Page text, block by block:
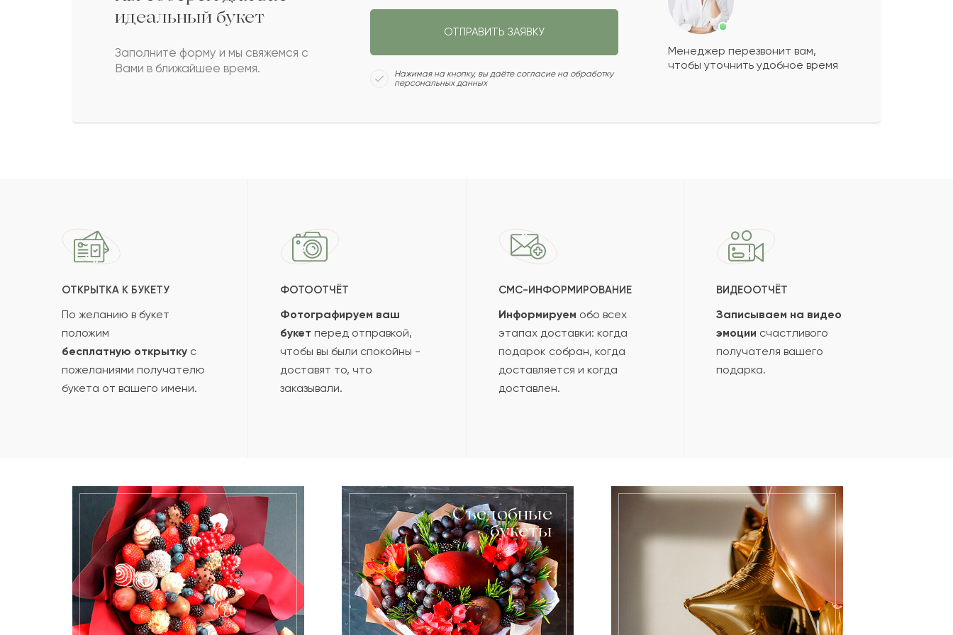
Сколько будет:
идеальный букет
Заполните форму и мы свяжемся с
Вами в ближайшее время.
ОТПРАВИТЬ ЗАЯВКУ
Нажимая на кнопку, вы даёте согласие на обработку
персональных данных
Менеджер перезвонит вам,
чтобы уточнить удобное время
ОТКРЫТКА К БУКЕТУ
По желанию в букет
положим
бесплатную открытку с
пожеланиями получателю
букета от вашего имени.
ФОТООТЧЁТ
Фотографируем ваш
букет перед отправкой,
чтобы вы были спокойны -
доставят то, что
заказывали.
СМС-ИНФОРМИРОВАНИЕ
Информируем обо всех
этапах доставки: когда
подарок собран, когда
доставляется и когда
доставлен.
ВИДЕООТЧЁТ
Записываем на видео
эмоции счастливого
получателя вашего
подарка.
Съедобные
букеты